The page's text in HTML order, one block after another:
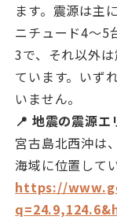
ます。震源は主
ニチュード4〜5
3で、それ以外
ています。いず
いません。
📍 地震の震源エ
宮古島北西沖は
海域に位置して
https://